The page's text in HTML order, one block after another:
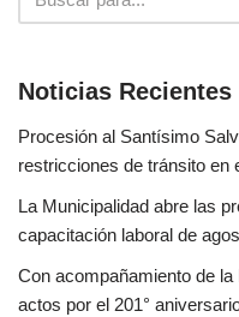
Noticias Recientes
Procesión al Santísimo
restricciones de tránsito en
La Municipalidad abre las
capacitación laboral de
Con acompañamiento de
actos por el 201°